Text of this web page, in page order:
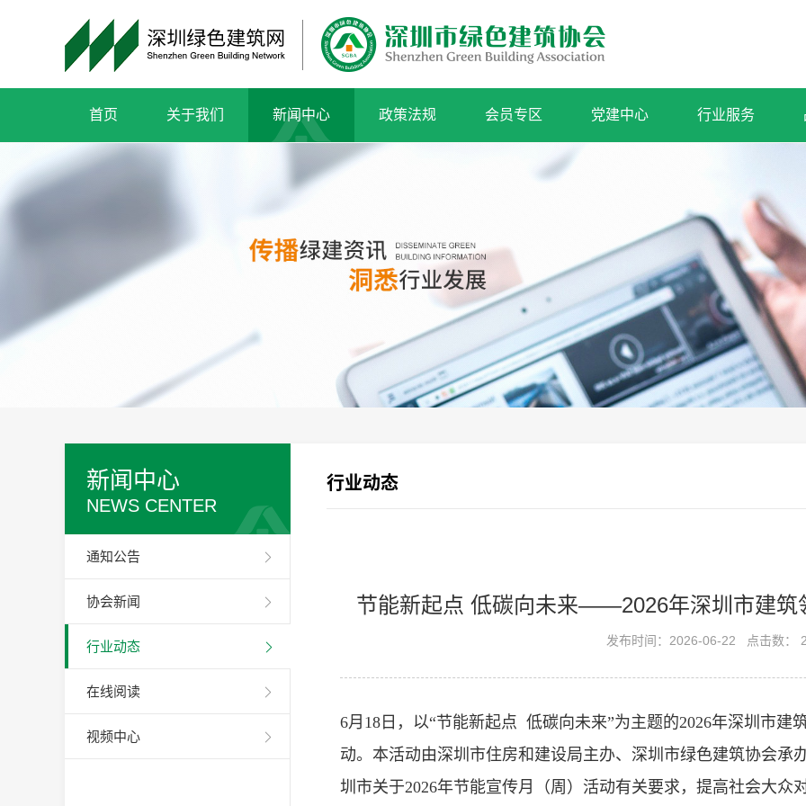
首页 关于我们 新闻中心 政策法规 会员专区 党建中心 行业服务
新闻中心
NEWS CENTER
通知公告
协会新闻
行业动态
在线阅读
视频中心
行业动态
节能新起点 低碳向未来——2026年深圳市建筑
发布时间：2026-06-22 点击数：
6月18日，以“节能新起点 低碳向未来”为主题的2026年深圳市建
动。本活动由深圳市住房和建设局主办、深圳市绿色建筑协会承
圳市关于2026年节能宣传月（周）活动有关要求，提高社会大众